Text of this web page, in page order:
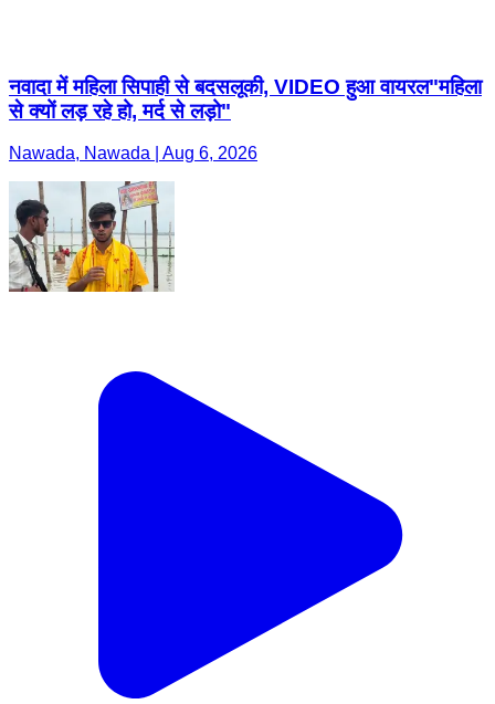
नवादा में महिला सिपाही से बदसलूकी, VIDEO हुआ वायरल"महिला
से क्यों लड़ रहे हो, मर्द से लड़ो"
Nawada, Nawada | Aug 6, 2026